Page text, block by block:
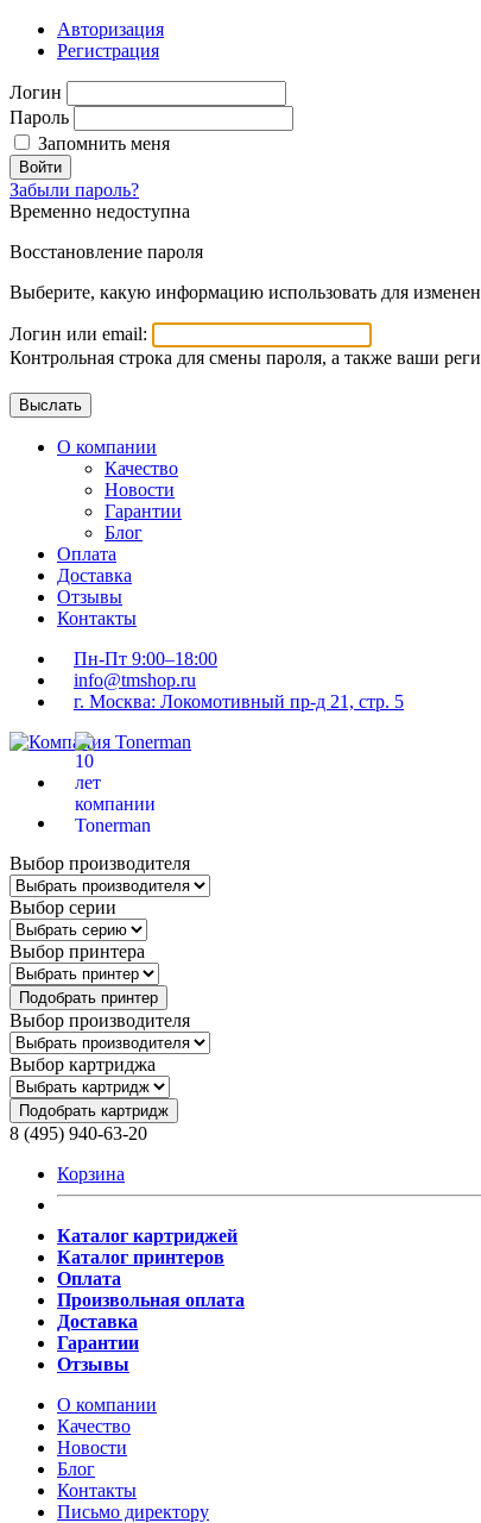
Авторизация
Регистрация
Логин
Пароль
Запомнить меня
Войти
Забыли пароль?
Временно недоступна
Восстановление пароля
Выберите, какую информацию использовать для
Логин или email:
Контрольная строка для смены пароля, а также ваши
О компании
Качество
Новости
Гарантии
Блог
Оплата
Доставка
Отзывы
Контакты
Пн-Пт 9:00–18:00
info@tmshop.ru
г. Москва: Локомотивный пр-д 21, стр. 5
Выбор производителя
Выбор серии
Выбор принтера
Подобрать принтер
Выбор производителя
Выбор картриджа
Подобрать картридж
8 (495) 940-63-20
Корзина
Каталог картриджей
Каталог принтеров
Оплата
Произвольная оплата
Доставка
Гарантии
Отзывы
О компании
Качество
Новости
Блог
Контакты
Письмо директору